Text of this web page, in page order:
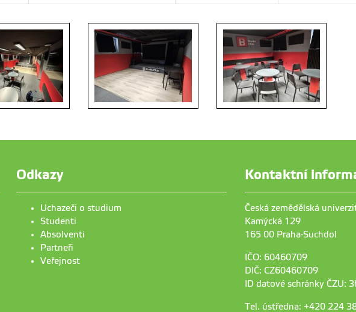
Odkazy
Uchazeči o studium
Studenti
Absolventi
Partneři
Veřejnost
Kontaktní
Česká zemědělská
Kamýcká 129
165 00 Praha-Suchdol
IČO: 60460709
DIČ: CZ60460709
ID datové schránky ČZU:
Tel. ústředna: +420 224